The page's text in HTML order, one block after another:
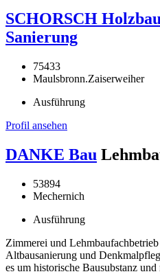
SCHORSCH
Sanierung
75433
Maulsbronn.Zaiserweiher
Ausführung
Profil ansehen
DANKE Bau
53894
Mechernich
Ausführung
Zimmerei und
Altbausanierung und
es um historische Bausubstanz